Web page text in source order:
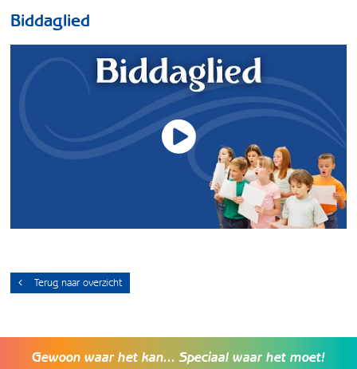
Biddaglied
Terug naar overzicht
Gewoon waar het kan... Speciaal waar het moet!